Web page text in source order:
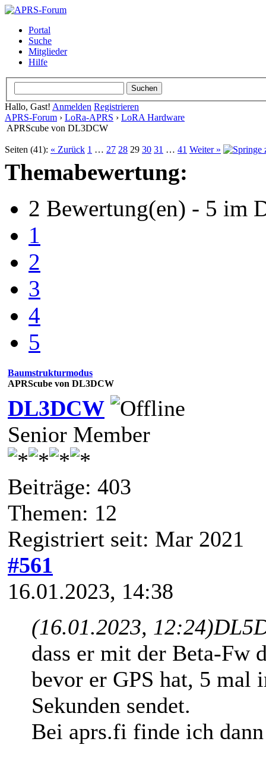
Portal
Suche
Mitglieder
Hilfe
Hallo, Gast! Anmelden Registrieren
APRS-Forum › LoRa-APRS › LoRA Hardware
APRScube von DL3DCW
Seiten (41): « Zurück 1 … 27 28 29 30 31 … 41 Weiter »
Themabewertung:
2 Bewertung(en) - 5 im
1
2
3
4
5
Baumstrukturmodus
APRScube von DL3DCW
DL3DCW
Senior Member
Beiträge: 403
Themen: 12
Registriert seit: Mar 2021
#561
16.01.2023, 14:38
(16.01.2023, 12:24)
dass er mit der Beta-Fw
bevor er GPS hat, 5 mal
Sekunden sendet.
Bei aprs.fi finde ich